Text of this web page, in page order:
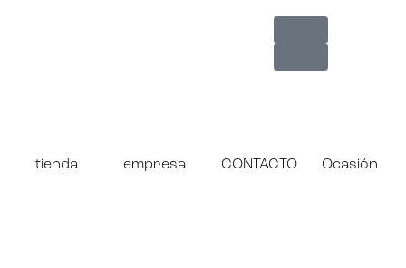
tienda empresa CONTACTO Ocasión